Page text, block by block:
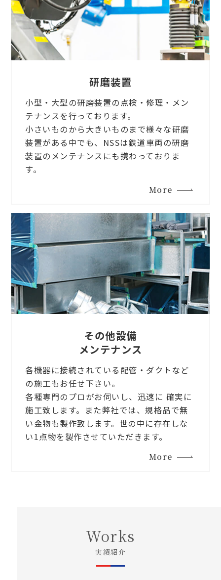
研磨装置
小型・大型の研磨装置の点検・修理・メン
テナンスを行っております。
小さいものから大きいものまで様々な研磨
装置がある中でも、NSSは鉄道車両の研磨
装置のメンテナンスにも携わっておりま
す。
More
その他設備
メンテナンス
各機器に接続されている配管・ダクトなど
の施工もお任せ下さい。
各種専門のプロがお伺いし、迅速に 確実に
施工致します。また弊社では、規格品で無
い金物も製作致します。世の中に存在しな
い1点物を製作させていただきます。
More
Works
実績紹介